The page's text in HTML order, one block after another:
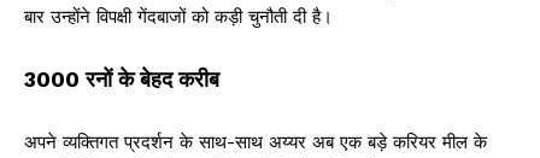
बार उन्होंने विपक्षी गेंदबाजों को कड़ी चुनौती दी है।
3000 रनों के बेहद करीब
अपने व्यक्तिगत प्रदर्शन के साथ-साथ अय्यर अब एक बड़े करियर मील के